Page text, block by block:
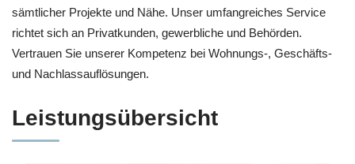
sämtlicher Projekte und Nähe. Unser umfangreiches Service
richtet sich an Privatkunden, gewerbliche und Behörden.
Vertrauen Sie unserer Kompetenz bei Wohnungs-, Geschäfts-
und Nachlassauflösungen.
Leistungsübersicht